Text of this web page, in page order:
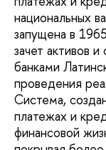
национальных
запущена в
зачет активов
банками
проведения
Система,
платежах и
финансовой